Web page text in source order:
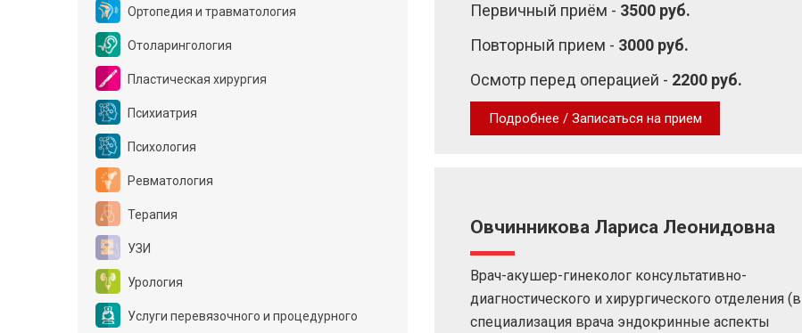
Ортопедия и травматология
Отоларингология
Пластическая хирургия
Психиатрия
Психология
Ревматология
Терапия
УЗИ
Урология
Услуги перевязочного и процедурного
Первичный приём - 3500 руб.
Повторный прием - 3000 руб.
Осмотр перед операцией - 2200 руб.
Подробнее / Записаться на прием
Овчинникова Лариса Леонидовна
Врач-акушер-гинеколог консультативно-
диагностического и хирургического отделения (в
специализация врача эндокринные аспекты